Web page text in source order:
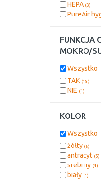
HEPA (3)
PureAir
FUNKCJA
MOKRO/
Wszystko
TAK (18)
NIE (1)
KOLOR
Wszystko
żółty (6)
antracyt (5)
srebrny (4)
biały (1)